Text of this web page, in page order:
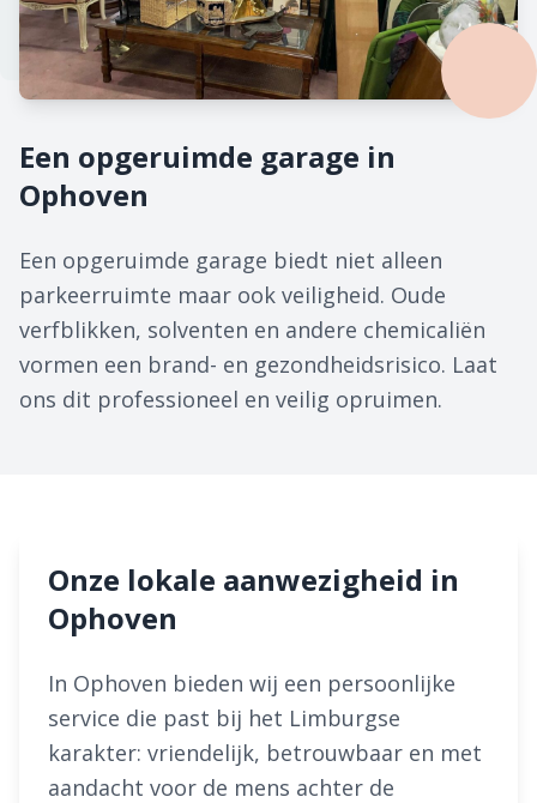
Een opgeruimde garage in
Ophoven
Een opgeruimde garage biedt niet alleen
parkeerruimte maar ook veiligheid. Oude
verfblikken, solventen en andere chemicaliën
vormen een brand- en gezondheidsrisico. Laat
ons dit professioneel en veilig opruimen.
Onze lokale aanwezigheid in
Ophoven
In Ophoven bieden wij een persoonlijke
service die past bij het Limburgse
karakter: vriendelijk, betrouwbaar en met
aandacht voor de mens achter de